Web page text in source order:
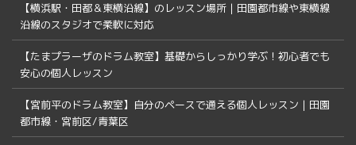
【横浜駅・田都＆東横沿線】のレッスン場所｜田園都市線や東横線
沿線のスタジオで柔軟に対応
【たまプラーザのドラム教室】基礎からしっかり学ぶ！初心者でも
安心の個人レッスン
【宮前平のドラム教室】自分のペースで通える個人レッスン｜田園
都市線・宮前区/青葉区